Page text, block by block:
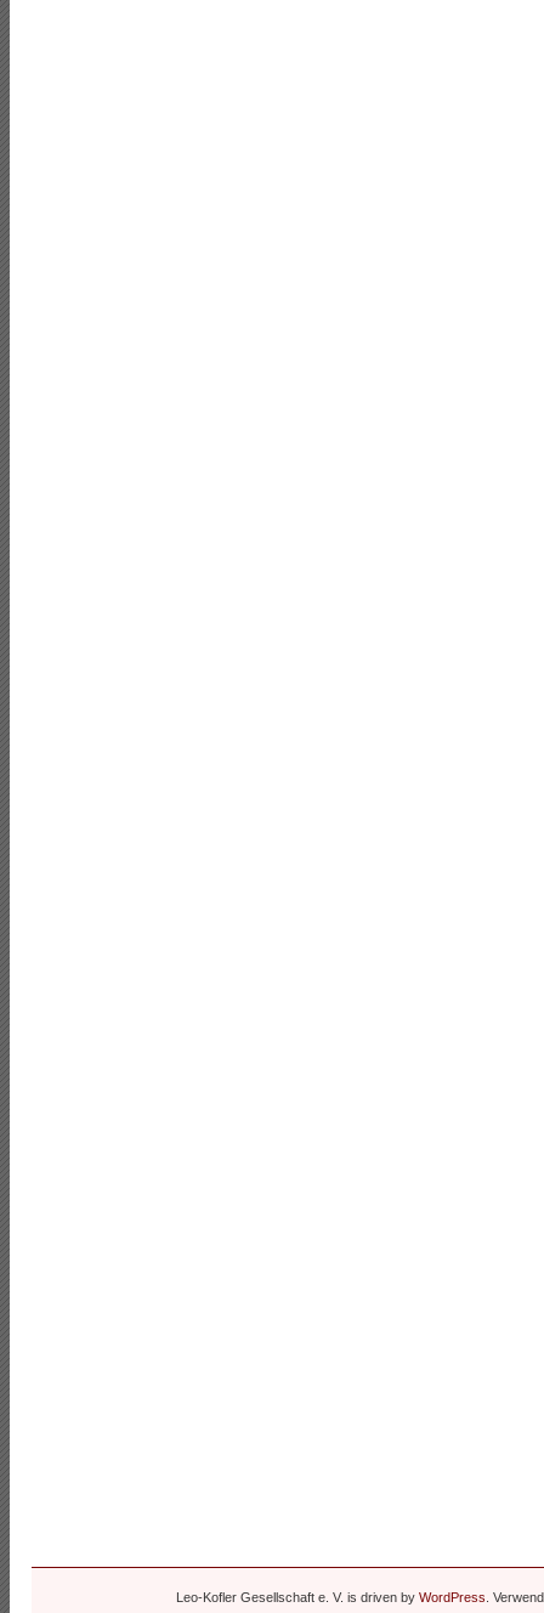
Leo-Kofler Gesellschaft e. V. is driven by WordPress .